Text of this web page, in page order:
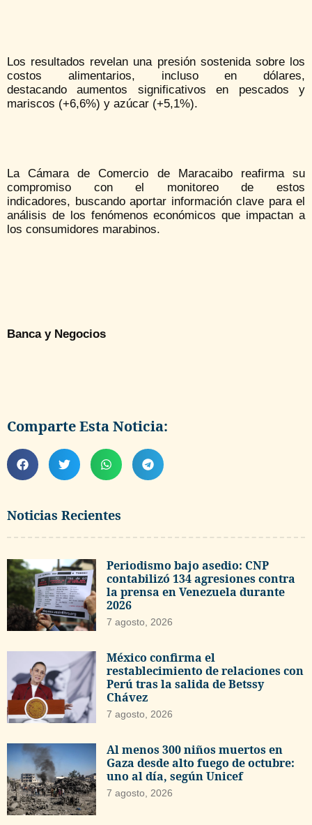
Noticias Recientes
Periodismo bajo asedio: CNP
contabilizó 134 agresiones contra
la prensa en Venezuela durante
2026
7 agosto, 2026
México confirma el
restablecimiento de relaciones con
Perú tras la salida de Betssy
Chávez
7 agosto, 2026
Al menos 300 niños muertos en
Gaza desde alto fuego de octubre:
uno al día, según Unicef
7 agosto, 2026
Los resultados revelan una presión sostenida sobre los
costos alimentarios, incluso en dólares,
destacando aumentos significativos en pescados y
mariscos (+6,6%) y azúcar (+5,1%).
La Cámara de Comercio de Maracaibo reafirma su
compromiso con el monitoreo de estos
indicadores, buscando aportar información clave para el
análisis de los fenómenos económicos que impactan a
los consumidores marabinos.
Banca y Negocios
Comparte Esta Noticia: